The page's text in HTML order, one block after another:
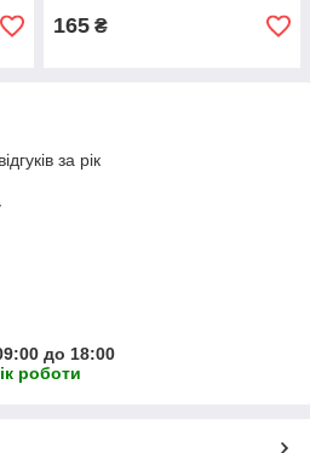
165 ₴
за рік
до 18:00
роботи